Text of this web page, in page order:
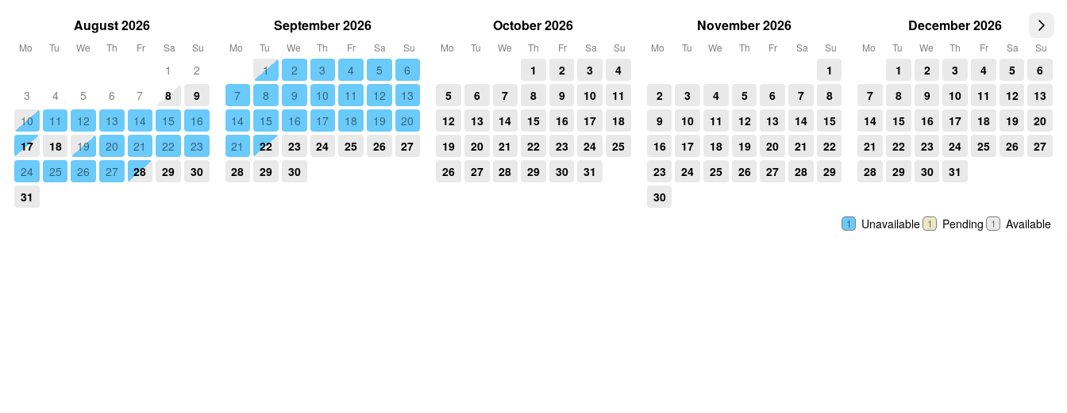
August 2026
Mo Tu We Th Fr Sa Su
1
2
3
4 5 6 7 8
9
10
11 12 13 14 15
16
17
18 19 20 21 22
23
24
25 26 27 28 29
30
31
September 2026
Mo Tu We Th Fr Sa Su
1 2 3 4 5
6
7
8 9 10 11 12
13
14
15 16 17 18 19
20
21
22 23 24 25 26
27
28
29 30
October 2026
Mo Tu We Th Fr Sa Su
1 2 3
4
5
6 7 8 9 10
11
12
13 14 15 16 17
18
19
20 21 22 23 24
25
26
27 28 29 30 31
November 2026
Mo Tu We Th Fr Sa Su
1
2
3 4 5 6 7
8
9
10 11 12 13 14
15
16
17 18 19 20 21
22
23
24 25 26 27 28
29
30
December 2026
Mo Tu We Th Fr Sa Su
1 2 3 4 5
6
7
8 9 10 11 12
13
14
15 16 17 18 19
20
21
22 23 24 25 26
27
28
29 30 31
1 Unavailable 1 Pending 1 Available